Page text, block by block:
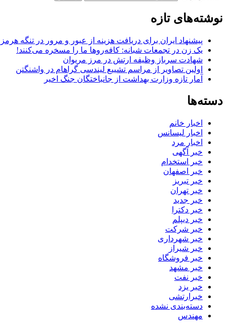
نوشته‌های تازه
پیشنهاد ایران برای دریافت هزینه از عبور و مرور در تنگه
یک زن در تجمعات شبانه: کافه‌روها ما را مسخره می‌کنند!
شهادت سرباز وظیفه ارتش در مرز مریوان
اولین تصاویر از مراسم تشییع لیندسی گراهام در واشنگتن
آمار تازه وزارت بهداشت از جانباختگان جنگ اخیر
دسته‌ها
اخبار خانم
اخبار لیسانس
اخبار مرد
خبر آگهی
خبر استخدام
خبر اصفهان
خبر تبریز
خبر تهران
خبر جدید
خبر دکترا
خبر دیپلم
خبر شرکت
خبر شهرداری
خبر شیراز
خبر فروشگاه
خبر مشهد
خبر نفت
خبر یزد
خبرارتشی
دسته‌بندی نشده
مهندس